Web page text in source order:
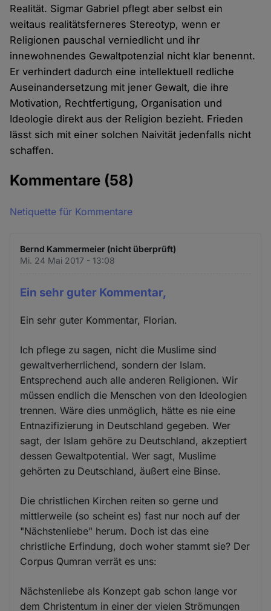
Realität. Sigmar Gabriel pflegt aber selbst ein
weitaus realitätsferneres Stereotyp, wenn er
Religionen pauschal verniedlicht und ihr
innewohnendes Gewaltpotenzial nicht klar benennt.
Er verhindert dadurch eine intellektuell redliche
Auseinandersetzung mit jener Gewalt, die ihre
Motivation, Rechtfertigung, Organisation und
Ideologie direkt aus der Religion bezieht. Frieden
lässt sich mit einer solchen Naivität jedenfalls nicht
schaffen.
Kommentare (58)
Netiquette für Kommentare
Bernd Kammermeier (nicht überprüft)
Mi. 24 Mai 2017 - 13:08
Ein sehr guter Kommentar,
Ein sehr guter Kommentar, Florian.
Ich pflege zu sagen, nicht die Muslime sind
gewaltverherrlichend, sondern der Islam.
Entsprechend auch alle anderen Religionen. Wir
müssen endlich die Menschen von den Ideologien
trennen. Wäre dies unmöglich, hätte es nie eine
Entnazifizierung in Deutschland gegeben. Wer
sagt, der Islam gehöre zu Deutschland, akzeptiert
dessen Gewaltpotential. Wer sagt, Muslime
gehörten zu Deutschland, äußert eine Binse.
Die christlichen Kirchen reiten so gerne und
mittlerweile (so scheint es) fast nur noch auf der
"Nächstenliebe" herum. Doch ist das eine
christliche Erfindung, doch woher stammt sie? Der
Corpus Qumran verrät es uns:
Nächstenliebe als Konzept gab schon lange vor
dem Christentum in einer der vielen Strömungen